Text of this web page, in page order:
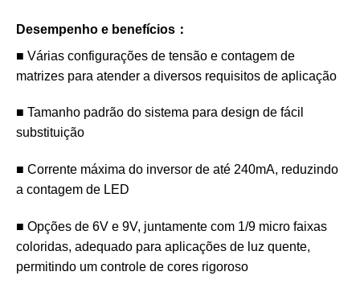
Desempenho e benefícios：
■ Várias configurações de tensão e contagem de
matrizes para atender a diversos requisitos de aplicação
■ Tamanho padrão do sistema para design de fácil
substituição
■ Corrente máxima do inversor de até 240mA, reduzindo
a contagem de LED
■ Opções de 6V e 9V, juntamente com 1/9 micro faixas
coloridas, adequado para aplicações de luz quente,
permitindo um controle de cores rigoroso